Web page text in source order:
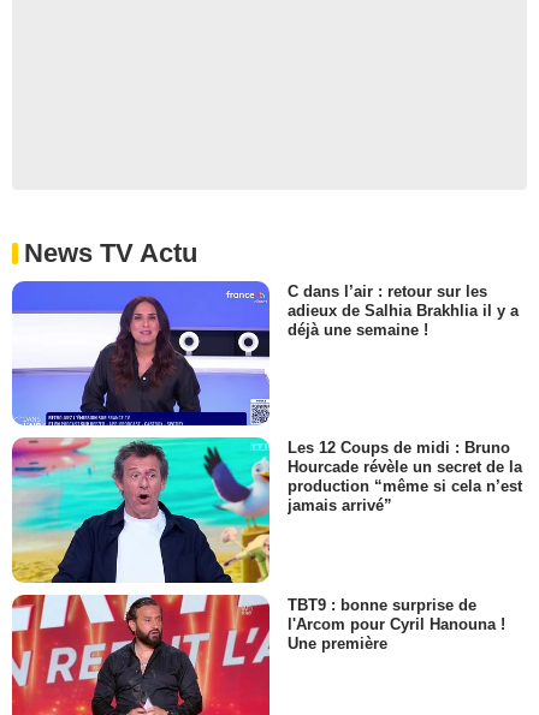
News TV Actu
C dans l’air : retour sur les
adieux de Salhia Brakhlia il y a
déjà une semaine !
Les 12 Coups de midi : Bruno
Hourcade révèle un secret de la
production “même si cela n’est
jamais arrivé”
TBT9 : bonne surprise de
l'Arcom pour Cyril Hanouna !
Une première